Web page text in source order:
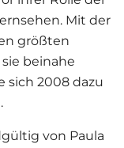
Mit der
größten
beinahe
sich 2008 dazu
von Paula